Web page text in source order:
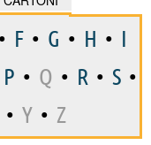
• F • G • H • I
P • Q • R • S •
• Y • Z